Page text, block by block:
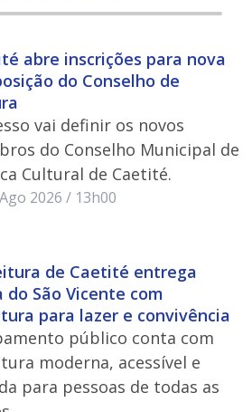
abre inscrições para nova
do Conselho de
vai definir os novos
do Conselho Municipal de
Cultural de Caetité.
2026 / 13h00
de Caetité entrega
do São Vicente com
para lazer e convivência
público conta com
moderna, acessível e
para pessoas de todas as